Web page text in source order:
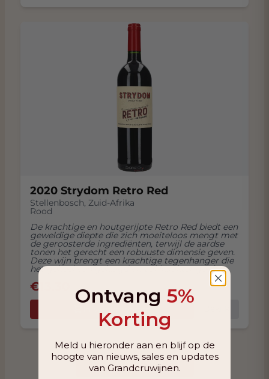
2020 Strydom Retro Red
Stellenbosch, Zuid-Afrika
Rood
De krachtige en houtgerijpte Retro Red biedt een
geweldige diepte die zich moeiteloos mengt met
de geroosterde ingrediënten, terwijl de aardse
tonen het gerecht een robuuste dimensie geven.
Deze wijn brengt een krachtige tegenhanger die
het geheel een gelaagd en vol karakter geeft.
€
In Winkelwagen
Toon meer wijnen
Ontvang 5%
Korting
Meld u hieronder aan en blijf op de
hoogte van nieuws, sales en updates
van Grandcruwijnen.